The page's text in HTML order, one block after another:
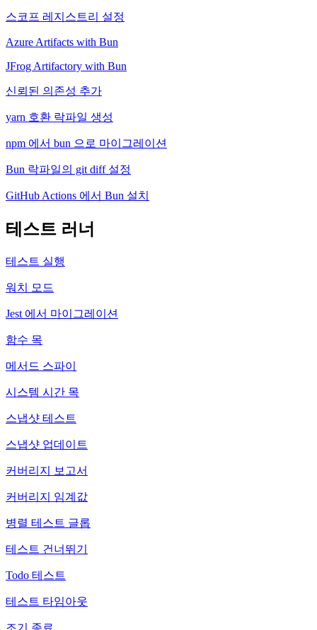
스코프 레지스트리 설정
Azure Artifacts with Bun
JFrog Artifactory with Bun
신뢰된 의존성 추가
yarn 호환 락파일 생성
npm 에서 bun 으로 마이그레이션
Bun 락파일의 git diff 설정
GitHub Actions 에서 Bun 설치
테스트 러너
테스트 실행
워치 모드
Jest 에서 마이그레이션
함수 목
메서드 스파이
시스템 시간 목
스냅샷 테스트
스냅샷 업데이트
커버리지 보고서
커버리지 임계값
병렬 테스트 글롭
테스트 건너뛰기
Todo 테스트
테스트 타임아웃